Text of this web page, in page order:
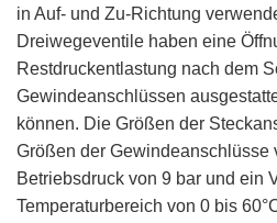
in Auf- und Zu-Richtung
Dreiwegeventile haben eine
Restdruckentlastung nach dem
Gewindeanschlüssen
können. Die Größen der
Größen der Gewindeanschlüsse
Betriebsdruck von 9 bar und ein
Temperaturbereich von 0 bis